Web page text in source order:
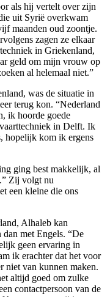
als hij vertelt over zijn
uit Syrië overkwam
maanden oud zoontje.
zagen ze elkaar
in Griekenland,
geld om mijn vrouw op
al helemaal niet.”
was de situatie in
terug kon. “Nederland
ik hoorde goede
in Delft. Ik
hopelijk kom ik ergens
ging best makkelijk, al
Zij volgt nu
een kleine die ons
Alhaleb kan
met Engels. “De
geen ervaring in
ik erachter dat het voor
niet van kunnen maken.
altijd goed om zulke
contactpersoon van de